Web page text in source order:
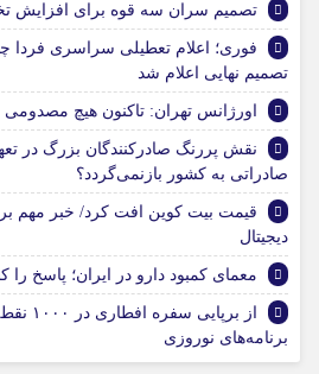
تصمیم سران سه قوه برای افزایش
تصمیم نهایی اعلام شد
اورژانس تهران: تاکنون هیچ
نقش پررنگ صادرکنندگان بزرگ در
صادراتی به کشور بازنمی‌گردد؟
قیمت بیت کوین افت کرد/ خبر مهم
دیجیتال
معمای کمبود دارو در ایران؛ پاسخ را
از
برنامه‌های نوروزی